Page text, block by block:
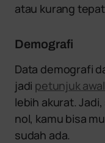
atau kurang
Demografi
Data demografi
jadi petunjuk
lebih akurat.
nol, kamu bisa
sudah ada.